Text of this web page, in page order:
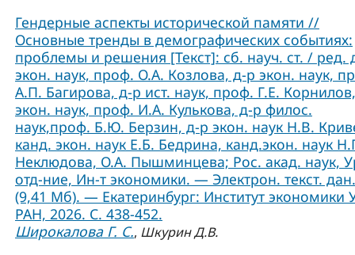
Гендерные аспекты исторической памяти //
Основные тренды в демографических событиях:
проблемы и решения [Текст]: сб. науч. ст. / ред.
экон. наук, проф. О.А. Козлова, д-р экон. наук,
А.П. Багирова, д-р ист. наук, проф. Г.Е.
экон. наук, проф. И.А. Кулькова, д-р филос.
наук,проф. Б.Ю. Берзин, д-р экон. наук Н.В.
канд. экон. наук Е.Б. Бедрина, канд.экон. наук
Неклюдова, О.А. Пышминцева; Рос. акад. наук,
отд-ние, Ин-т экономики. — Электрон. текст. дан.
(9,41 Мб). — Екатеринбург: Институт экономики
РАН, 2026. С. 438-452.
Широкалова Г. С., Шкурин Д.В.